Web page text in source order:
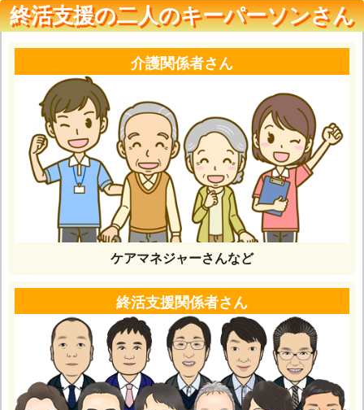
終活支援の二人のキーパーソンさん
介護関係者さん
ケアマネジャーさんなど
終活支援関係者さん